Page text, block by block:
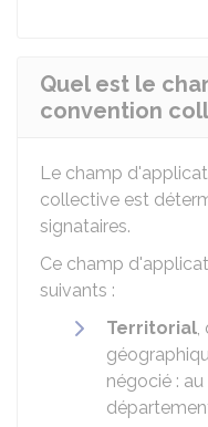
Quel est le
convention
Le champ
collective est
signataires.
Ce champ
suivants :
Territorial,
négocié :